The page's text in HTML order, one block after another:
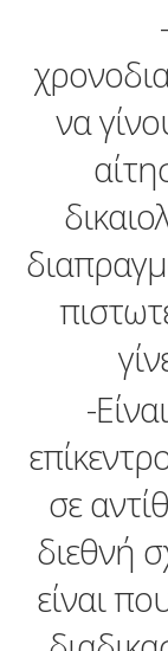
να
-
σε
διεθνή
είναι